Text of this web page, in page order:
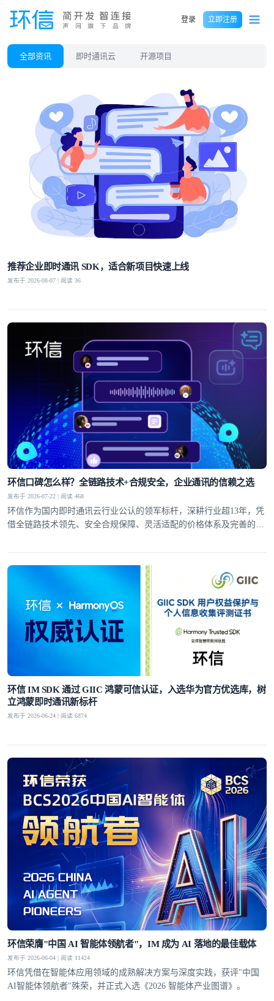
登录 立即注册
全部资讯 即时通讯云 开源项目
推荐企业即时通讯 SDK，适合新项目快速上线
发布于 2026-08-07 | 阅读 36
环信口碑怎么样？全链路技术+合规安全，企业通讯的信赖之选
发布于 2026-07-22 | 阅读 468
环信作为国内即时通讯云行业公认的领军标杆，深耕行业超13年，凭
借全链路技术领先、安全合规保障、灵活适配的价格体系及完善的全
环信 IM SDK 通过 GIIC 鸿蒙可信认证，入选华为官方优选库，树
立鸿蒙即时通讯新标杆
发布于 2026-06-24 | 阅读 6874
环信荣膺"中国 AI 智能体领航者"，IM 成为 AI 落地的最佳载体
发布于 2026-06-04 | 阅读 11424
环信凭借在智能体应用领域的成熟解决方案与深度实践，获评"中国
AI智能体领航者"殊荣，并正式入选《2026 智能体产业图谱》。